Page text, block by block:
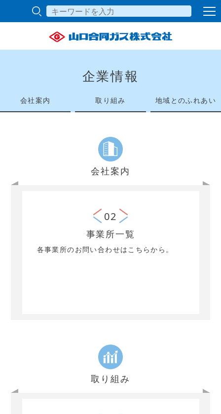
企業情報
会社案内 取り組み 地域とのふれあい
会社案内
02
事業所一覧
各事業所のお問い合わせはこちらから。
取り組み